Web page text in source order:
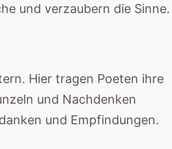
und verzaubern die Sinne.
Hier tragen Poeten ihre
und Nachdenken
und Empfindungen.